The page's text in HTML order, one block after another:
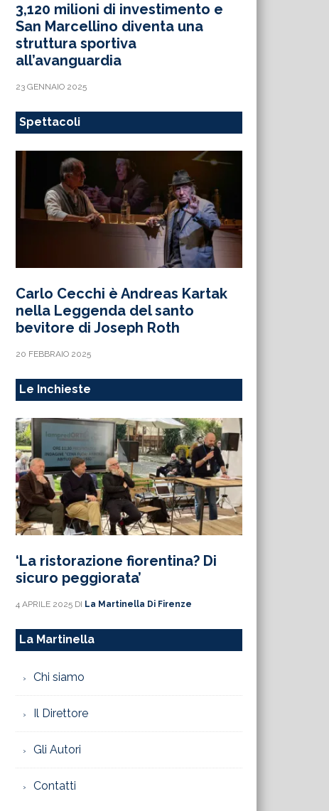
3,120 milioni di investimento e
San Marcellino diventa una
struttura sportiva
all’avanguardia
23 GENNAIO 2025
Spettacoli
Carlo Cecchi è Andreas Kartak
nella Leggenda del santo
bevitore di Joseph Roth
20 FEBBRAIO 2025
Le Inchieste
‘La ristorazione fiorentina? Di
sicuro peggiorata’
4 APRILE 2025 DI La Martinella Di Firenze
La Martinella
Chi siamo
Il Direttore
Gli Autori
Contatti